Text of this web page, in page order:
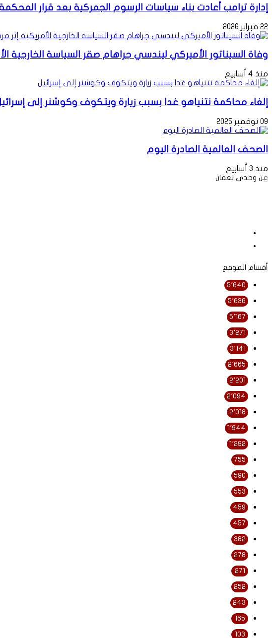
إدارة ترامب أعادت بناء سياسات الرسوم الجمركية بعد قرار المحكمة
22 فبراير 2026
وفاة السيناتور الأميركي ليندسي جراهام صقر السياسة الخارجية
منذ 4 أسابيع
إلغاء محاكمة نتنياهو غدا بسبب زيارة ويتكوف وكوشنر إلى
09 نوفمبر 2025
الصحف العالمية الصادرة اليوم
منذ 3 أسابيع
عن وجدى نعمان
أقسام الموقع
5٬640
5٬636
5٬167
3٬271
3٬141
2٬665
2٬201
2٬094
2٬018
1٬944
1٬292
755
590
553
459
457
382
278
271
252
243
165
103